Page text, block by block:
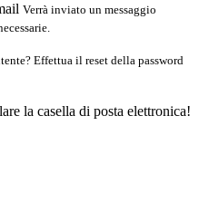
Verrà inviato un messaggio
Effettua il reset della password
la casella di posta elettronica!